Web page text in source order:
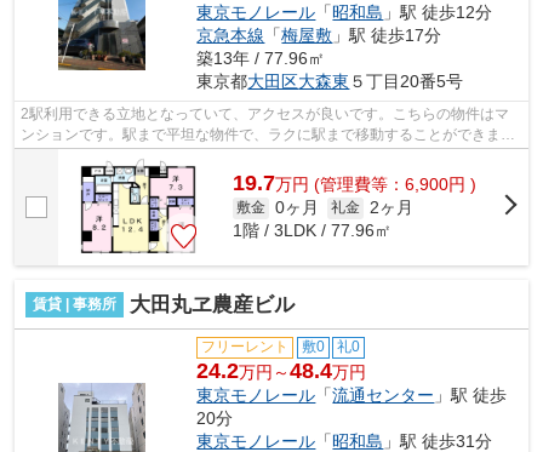
東京モノレール 「昭和島 」駅 徒歩12分
京急本線 「梅屋敷 」駅 徒歩17分
築13年 / 77.96㎡
東京都大田区大森東 ５丁目20番5号
2駅利用できる立地となっていて、アクセスが良いです。こちらの物件はマ
ンションです。駅まで平坦な物件で、ラクに駅まで移動することができま
す。ごみ捨ての煩わしさを軽減するのが、...
19.7万円 (管理費等：6,900円 )
敷金 0ヶ月 礼金 2ヶ月
1階 / 3LDK / 77.96㎡
賃貸 | 事務所 大田丸ヱ農産ビル
フリーレント 敷0 礼0
24.2万円～48.4万円
東京モノレール 「流通センター 」駅 徒歩
20分
東京モノレール 「昭和島 」駅 徒歩31分